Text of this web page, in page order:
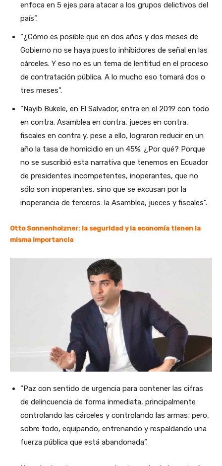
enfoca en 5 ejes para atacar a los grupos delictivos del
país”.
“¿Cómo es posible que en dos años y dos meses de
Gobierno no se haya puesto inhibidores de señal en las
cárceles. Y eso no es un tema de lentitud en el proceso
de contratación pública. A lo mucho eso tomará dos o
tres meses”.
“Nayib Bukele, en El Salvador, entra en el 2019 con todo
en contra. Asamblea en contra, jueces en contra,
fiscales en contra y, pese a ello, lograron reducir en un
año la tasa de homicidio en un 45%. ¿Por qué? Porque
no se suscribió esta narrativa que tenemos en Ecuador
de presidentes incompetentes, inoperantes, que no
sólo son inoperantes, sino que se excusan por la
inoperancia de terceros: la Asamblea, jueces y fiscales”.
Otto Sonnenholzner: la seguridad y la economía tienen la
misma importancia
“Paz con sentido de urgencia para contener las cifras
de delincuencia de forma inmediata, principalmente
controlando las cárceles y controlando las armas; pero,
sobre todo, equipando, entrenando y respaldando una
fuerza pública que está abandonada”.